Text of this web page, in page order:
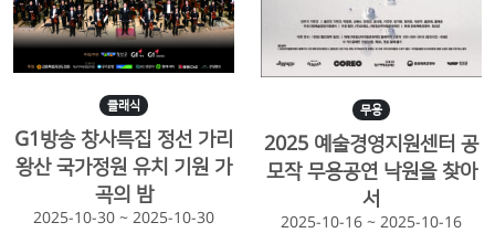
클래식
G1방송 창사특집 정선 가리
왕산 국가정원 유치 기원 가
곡의 밤
2025-10-30 ~ 2025-10-30
무용
2025 예술경영지원센터 공
모작 무용공연 낙원을 찾아
서
2025-10-16 ~ 2025-10-16